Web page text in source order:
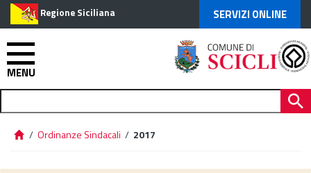
Regione Siciliana SERVIZI ONLINE
MENU
/ Ordinanze Sindacali / 2017